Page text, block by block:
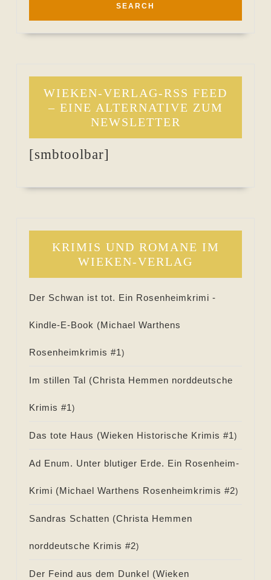
WIEKEN-VERLAG-RSS FEED
– EINE ALTERNATIVE ZUM
NEWSLETTER
[smbtoolbar]
KRIMIS UND ROMANE IM
WIEKEN-VERLAG
Der Schwan ist tot. Ein Rosenheimkrimi -
Kindle-E-Book (Michael Warthens
Rosenheimkrimis #1)
Im stillen Tal (Christa Hemmen norddeutsche
Krimis #1)
Das tote Haus (Wieken Historische Krimis #1)
Ad Enum. Unter blutiger Erde. Ein Rosenheim-
Krimi (Michael Warthens Rosenheimkrimis #2)
Sandras Schatten (Christa Hemmen
norddeutsche Krimis #2)
Der Feind aus dem Dunkel (Wieken